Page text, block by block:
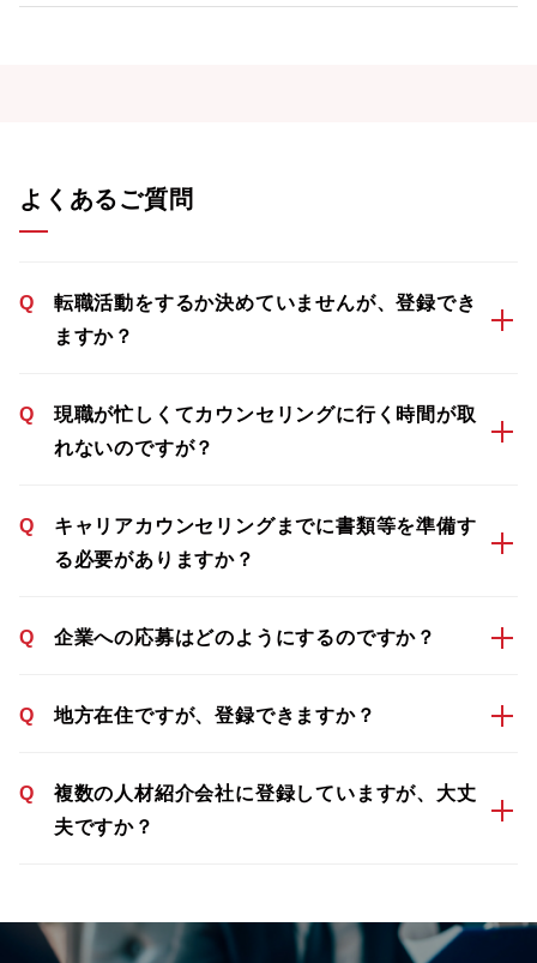
よくあるご質問
Q
転職活動をするか決めていませんが、登録でき
ますか？
Q
現職が忙しくてカウンセリングに行く時間が取
れないのですが？
Q
キャリアカウンセリングまでに書類等を準備す
る必要がありますか？
Q 企業への応募はどのようにするのですか？
Q 地方在住ですが、登録できますか？
Q
複数の人材紹介会社に登録していますが、大丈
夫ですか？